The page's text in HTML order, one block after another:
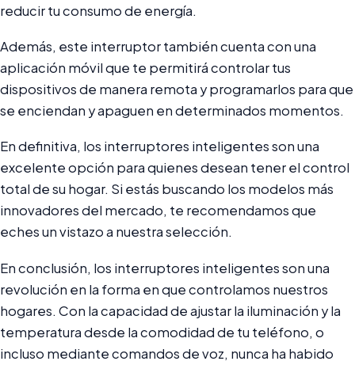
reducir tu consumo de energía.
Además, este interruptor también cuenta con una
aplicación móvil que te permitirá controlar tus
dispositivos de manera remota y programarlos para que
se enciendan y apaguen en determinados momentos.
En definitiva, los interruptores inteligentes son una
excelente opción para quienes desean tener el control
total de su hogar. Si estás buscando los modelos más
innovadores del mercado, te recomendamos que
eches un vistazo a nuestra selección.
En conclusión, los interruptores inteligentes son una
revolución en la forma en que controlamos nuestros
hogares. Con la capacidad de ajustar la iluminación y la
temperatura desde la comodidad de tu teléfono, o
incluso mediante comandos de voz, nunca ha habido